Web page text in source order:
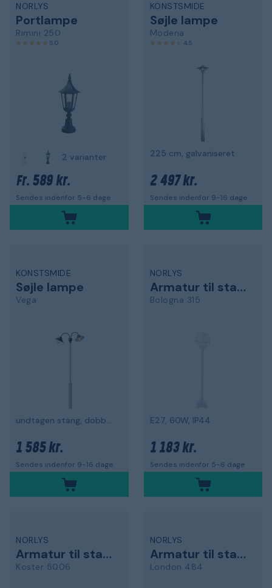
NORLYS
Portlampe
Rimini 250
5,0
2 varianter
Fr. 589 kr.
Sendes indenfor 5-6 dage
KONSTSMIDE
Søjle lampe
Modena
4,5
225 cm, galvaniseret
2 497 kr.
Sendes indenfor 9-16 dage
KONSTSMIDE
Søjle lampe
Vega
undtagen stang, dobbelt, sort
1 585 kr.
Sendes indenfor 9-16 dage
NORLYS
Armatur til stang
Bologna 315
E27, 60W, IP44
1 183 kr.
Sendes indenfor 5-6 dage
NORLYS
Armatur til stang
Koster 5006
NORLYS
Armatur til stang
London 484